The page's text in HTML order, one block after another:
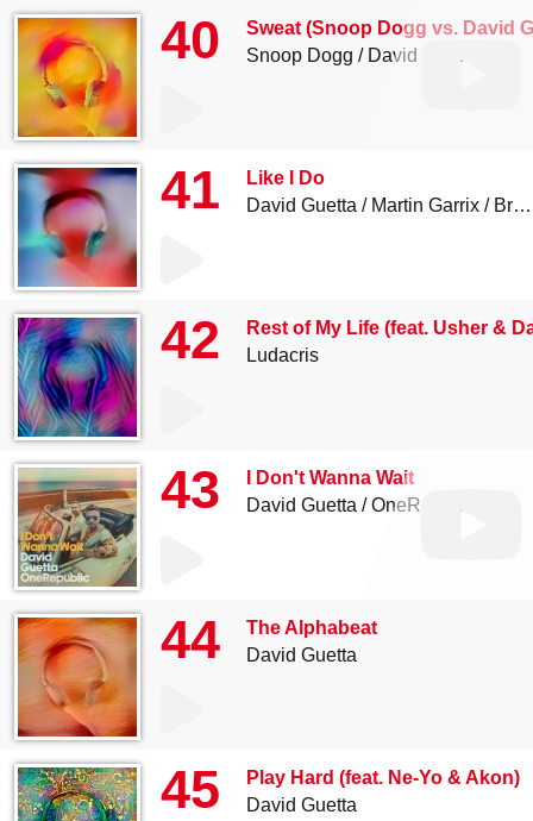
40
Sweat (Snoop Dogg vs. David
Snoop Dogg
David Guetta
41
Like I Do
David Guetta
Martin Garrix Brooks
42
Rest of My Life (feat. Usher &
Ludacris
43
I Don't Wanna Wait
David Guetta
OneRepublic
44
The Alphabeat
David Guetta
45
Play Hard (feat. Ne-Yo & Akon)
David Guetta